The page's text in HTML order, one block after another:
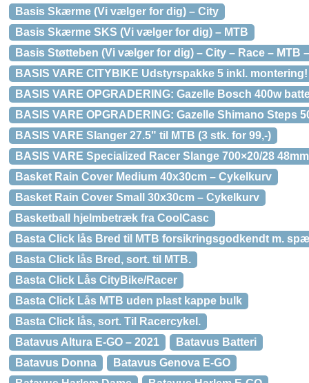
Basis Skærme (Vi vælger for dig) – City
Basis Skærme SKS (Vi vælger for dig) – MTB
Basis Støtteben (Vi vælger for dig) – City – Race – MTB
BASIS VARE CITYBIKE Udstyrspakke 5 inkl. montering!
BASIS VARE OPGRADERING: Gazelle Bosch 400w
BASIS VARE OPGRADERING: Gazelle Shimano Steps
BASIS VARE Slanger 27.5" til MTB (3 stk. for 99,-)
BASIS VARE Specialized Racer Slange 700×20/28
Basket Rain Cover Medium 40x30cm – Cykelkurv
Basket Rain Cover Small 30x30cm – Cykelkurv
Basketball hjelmbetræk fra CoolCasc
Basta Click lås Bred til MTB forsikringsgodkendt m.
Basta Click lås Bred, sort. til MTB.
Basta Click Lås CityBike/Racer
Basta Click Lås MTB uden plast kappe bulk
Basta Click lås, sort. Til Racercykel.
Batavus Altura E-GO – 2021
Batavus Batteri
Batavus Donna
Batavus Genova E-GO